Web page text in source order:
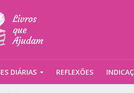
DIÁRIAS REFLEXÕES